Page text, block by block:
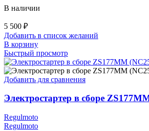
В наличии
5 500 ₽
Добавить в список желаний
В корзину
Быстрый просмотр
Добавить для сравнения
Электростартер в сборе
Regulmoto
Regulmoto